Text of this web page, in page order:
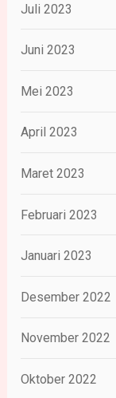
Juli 2023
Juni 2023
Mei 2023
April 2023
Maret 2023
Februari 2023
Januari 2023
Desember 2022
November 2022
Oktober 2022